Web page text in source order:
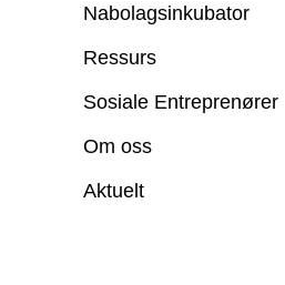
Nabolagsinkubator
Ressurs
Sosiale Entreprenører
Om oss
Aktuelt